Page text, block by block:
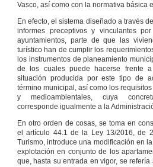
Vasco, así como con la normativa básica
En efecto, el sistema diseñado a través
informes preceptivos y vinculantes
ayuntamientos, parte de que las
turístico han de cumplir los
los instrumentos de planeamiento
de los cuales puede hacerse frente
situación producida por este tipo de
término municipal, así como los
y medioambientales, cuya
corresponde igualmente a la
En otro orden de cosas, se toma en
el artículo 44.1 de la Ley 13/2016, de
Turismo, introduce una modificación en
explotación en conjunto de los
que, hasta su entrada en vigor, se refería